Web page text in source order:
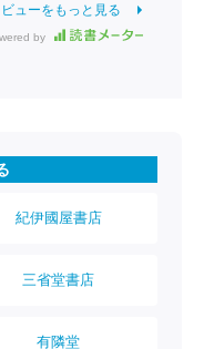
ューをもっと見る
by
紀伊國屋書店
三省堂書店
有隣堂